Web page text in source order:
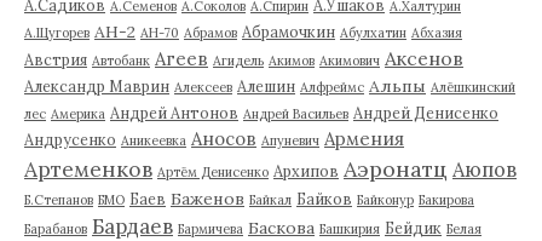
А.Садиков А.Семенов А.Соколов А.Спирин А.Ушаков А.Халтурин
А.Щугорев АН-2 АН-70 Абрамов Абрамочкин Абулхатин Абхазия
Австрия Автобанк Агеев Агидель Акимов Акимович Аксенов
Александр Маврин Алексеев Алешин Алфреймс Альпы Алёшкинский
лес Америка Андрей Антонов Андрей Васильев Андрей Денисенко
Андрусенко Аникеевка Аносов Апуневич Армения
Артеменков Артём Денисенко Архипов Аэронатц Аюпов
Б.Степанов БМО Баев Баженов Байкал Байков Байконур Бакирова
Барабанов Бардаев Бармичева Баскова Башкирия Бейдик Белая